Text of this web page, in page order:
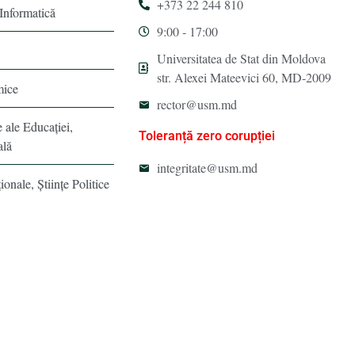
ale Educaţiei,
Ştiinţe Politice
+373 22 244 810
9:00 - 17:00
Universitatea de Stat din Moldova
str. Alexei Mateevici 60, MD-2009
rector@usm.md
Toleranță zero corupției
integritate@usm.md